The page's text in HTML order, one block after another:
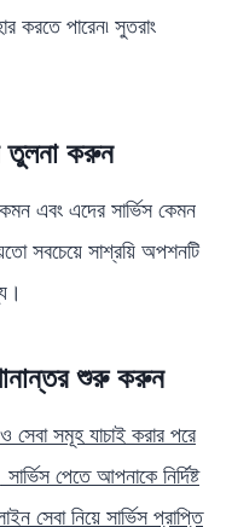
করতে পারেন৷ সুতরাং
তুলনা করুন
এবং এদের সার্ভিস কেমন
সবচেয়ে সাশ্রয়ি অপশনটি
শুরু করুন
সেবা সমূহ যাচাই করার পরে
পেতে আপনাকে নির্দিষ্ট
সেবা নিয়ে সার্ভিস প্রাপ্তি